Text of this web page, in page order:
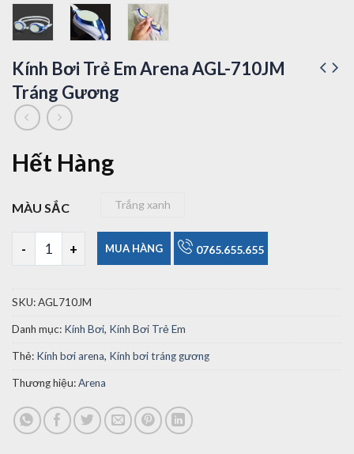
Kính Bơi Trẻ Em Arena AGL-710JM
Tráng Gương
Hết Hàng
MÀU SẮC Trắng xanh
Trắng xanh
Kính Bơi Trẻ Em Arena AGL-710JM Tráng Gương số lượng
MUA HÀNG 0765.655.655
SKU:AGL710JM
Danh mục: Kính Bơi, Kính Bơi Trẻ Em
Thẻ: Kính bơi arena, Kính bơi tráng gương
Thương hiệu:Arena